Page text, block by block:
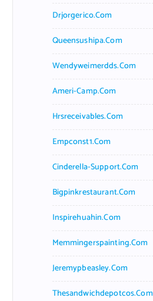
Drjorgerico.com
Queensushipa.com
Wendyweimerdds.com
Ameri-Camp.com
Hrsreceivables.com
Empconst1.com
Cinderella-Support.com
Bigpinkrestaurant.com
Inspirehuahin.com
Memmingerspainting.com
Jeremypbeasley.com
Thesandwichdepotcos.com